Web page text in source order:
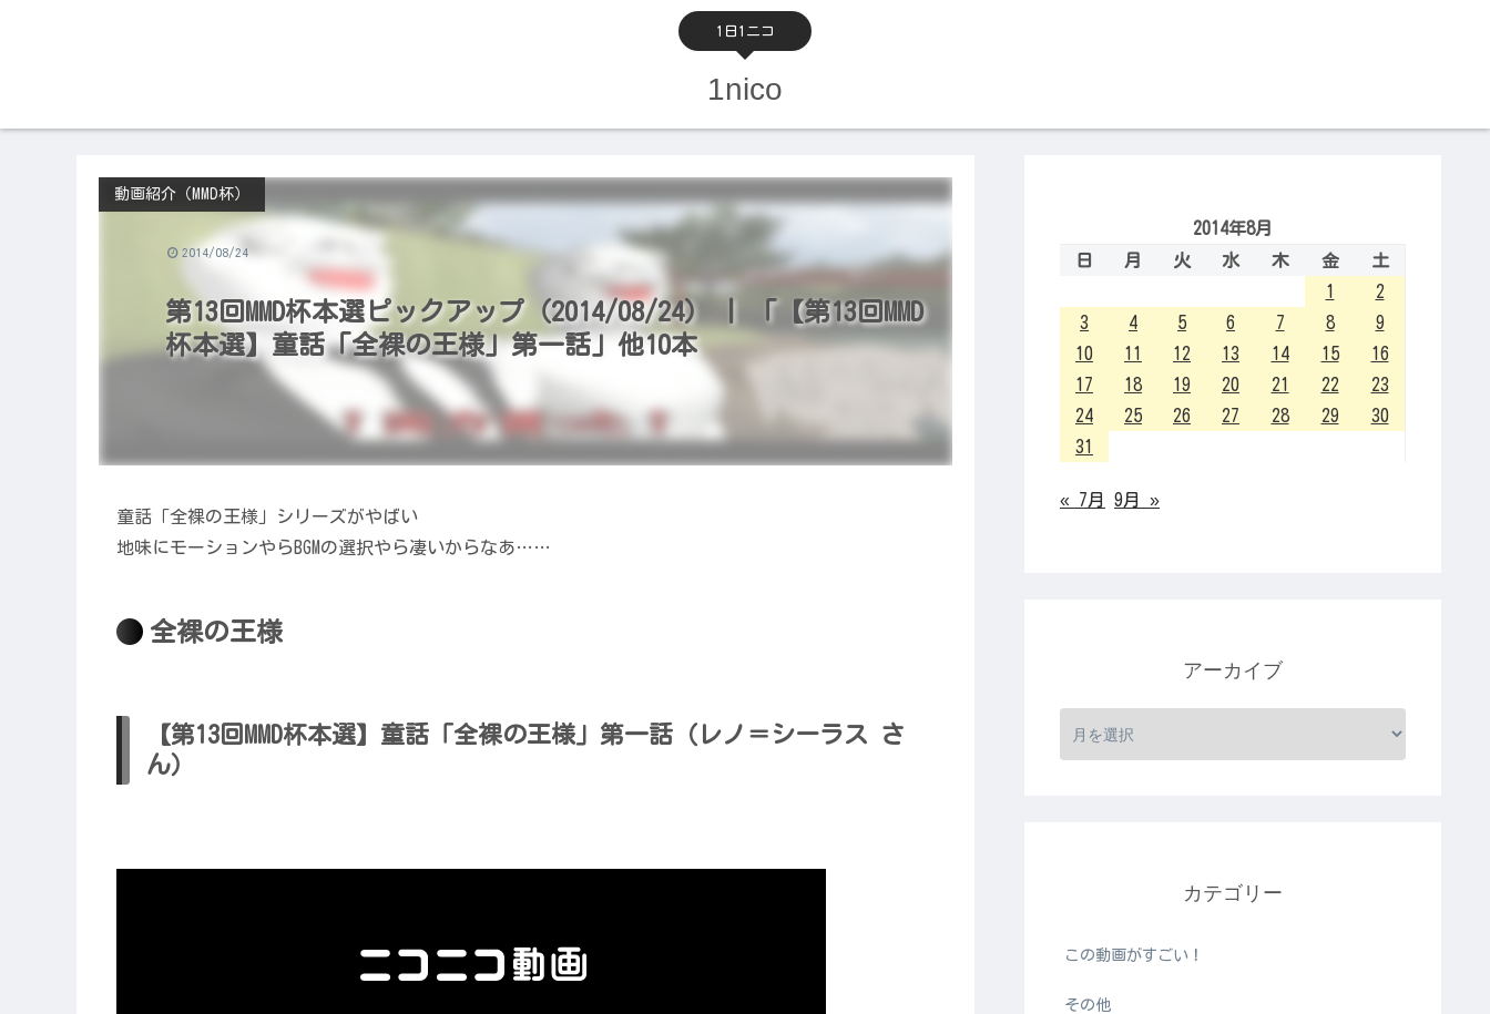
1日1ニコ
1nico
第13回MMD杯本選ピックアップ（2014/08/24） | 「【第13回MMD
杯本選】童話「全裸の王様」第一話」他10本
動画紹介（MMD杯）
2014/08/24
童話「全裸の王様」シリーズがやばい
地味にモーションやらBGMの選択やら凄いからなあ……
全裸の王様
【第13回MMD杯本選】童話「全裸の王様」第一話（レノ＝シーラス さ
ん）
2014年8月
日
月 火 水 木 金
土
1
2
3
4 5 6 7 8
9
10
11 12 13 14 15
16
17
18 19 20 21 22
23
24
25 26 27 28 29
30
31
« 7月 9月 »
アーカイブ
カテゴリー
この動画がすごい！
その他